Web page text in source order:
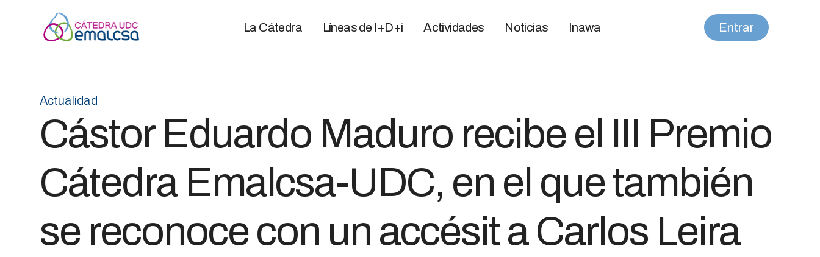
La Cátedra Líneas de I+D+i Actividades Noticias Inawa Entrar
Actualidad
Cástor Eduardo Maduro recibe el III Premio
Cátedra Emalcsa-UDC, en el que también
se reconoce con un accésit a Carlos Leira